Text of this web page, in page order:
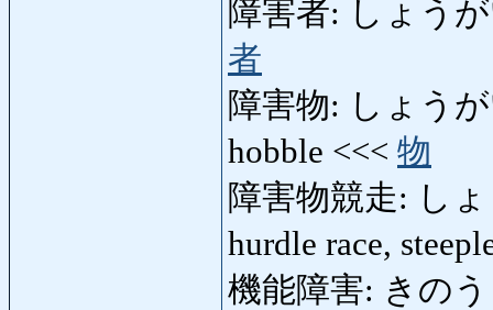
障害者: しょうが
者
障害物: しょうが
hobble <<< 物
障害物競走: し
hurdle race,
機能障害: きの